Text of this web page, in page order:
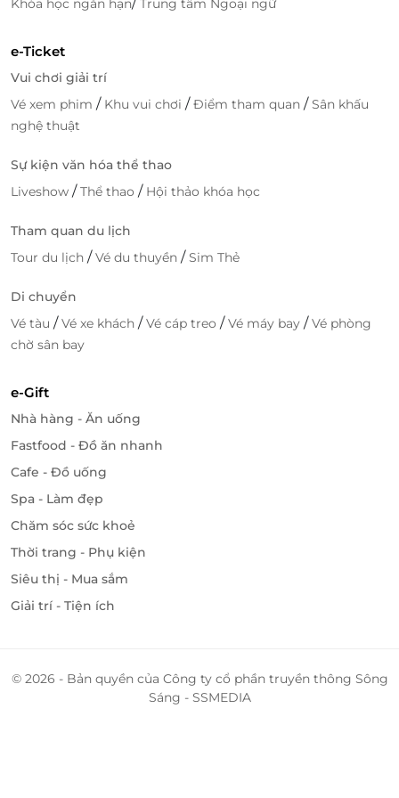
Khóa học ngắn hạn Trung tâm Ngoại ngữ
e-Ticket
Vui chơi giải trí
Vé xem phim / Khu vui chơi /Điểm tham quan /Sân khấu
nghệ thuật
Sự kiện văn hóa thể thao
Liveshow /Thể thao / Hội thảo khóa học
Tham quan du lịch
Tour du lịch /Vé du thuyền /Sim Thẻ
Di chuyển
Vé tàu /Vé xe khách /Vé cáp treo /Vé máy bay /Vé phòng
chờ sân bay
e-Gift
Nhà hàng - Ăn uống
Fastfood - Đồ ăn nhanh
Cafe - Đồ uống
Spa - Làm đẹp
Chăm sóc sức khoẻ
Thời trang - Phụ kiện
Siêu thị - Mua sắm
Giải trí - Tiện ích
© 2026 - Bản quyền của Công ty cổ phần truyền thông Sông
Sáng - SSMEDIA